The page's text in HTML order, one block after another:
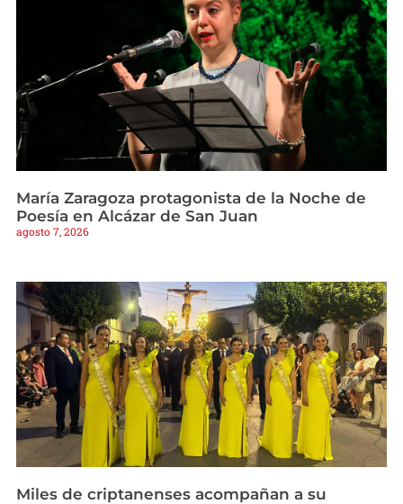
María Zaragoza protagonista de la Noche de
Poesía en Alcázar de San Juan
agosto 7, 2026
Miles de criptanenses acompañan a su